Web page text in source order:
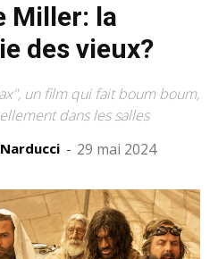
Miller: la
des vieux?
un film qui fait boum boum,
dans les salles
- 29 mai 2024